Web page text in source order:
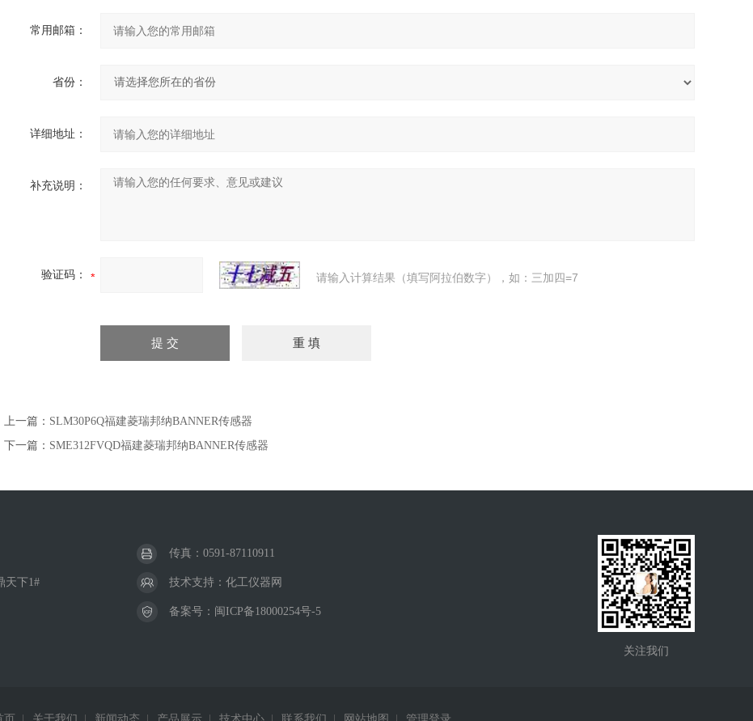
常用邮箱：
省份：
详细地址：
补充说明：
验证码： 请输入计算结果（填写阿拉伯数字），如：三加四=7
上一篇： SLM30P6Q福建菱瑞邦纳BANNER传感器
下一篇： SME312FVQD福建菱瑞邦纳BANNER传感器
关注我们
传真：0591-87110911
天下1# 技术支持： 化工仪器网
备案号： 闽ICP备18000254号-5